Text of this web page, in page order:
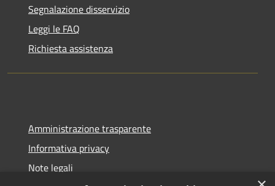
Segnalazione disservizio
Leggi le FAQ
Richiesta assistenza
Amministrazione trasparente
Informativa privacy
Note legali